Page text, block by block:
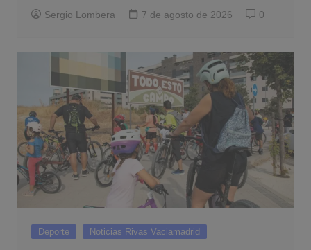
Sergio Lombera 7 de agosto de 2026 0
Deporte Noticias Rivas Vaciamadrid